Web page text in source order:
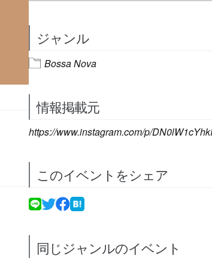
ジャンル
Bossa Nova
情報掲載元
https://www.instagram.com/p/
このイベントをシェア
同じジャンルのイベント